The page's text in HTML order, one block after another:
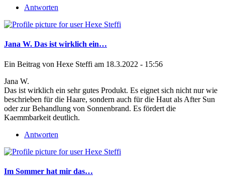
Antworten
Jana W. Das ist wirklich ein…
Ein Beitrag von Hexe Steffi am 18.3.2022 - 15:56
Jana W.
Das ist wirklich ein sehr gutes Produkt. Es eignet sich nicht nur wie
beschrieben für die Haare, sondern auch für die Haut als After Sun
oder zur Behandlung von Sonnenbrand. Es fördert die
Kaemmbarkeit deutlich.
Antworten
Im Sommer hat mir das…